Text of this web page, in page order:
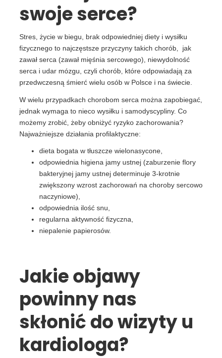
swoje serce?
Stres, życie w biegu, brak odpowiedniej diety i wysiłku
fizycznego to najczęstsze przyczyny takich chorób, jak
zawał serca (zawał mięśnia sercowego), niewydolność
serca i udar mózgu, czyli chorób, które odpowiadają za
przedwczesną śmierć wielu osób w Polsce i na świecie.
W wielu przypadkach chorobom serca można zapobiegać,
jednak wymaga to nieco wysiłku i samodyscypliny. Co
możemy zrobić, żeby obniżyć ryzyko zachorowania?
Najważniejsze działania profilaktyczne:
dieta bogata w tłuszcze wielonasycone,
odpowiednia higiena jamy ustnej (zaburzenie flory
bakteryjnej jamy ustnej determinuje 3-krotnie
zwiększony wzrost zachorowań na choroby sercowo
naczyniowe),
odpowiednia ilość snu,
regularna aktywność fizyczna,
niepalenie papierosów.
Jakie objawy
powinny nas
skłonić do wizyty u
kardiologa?